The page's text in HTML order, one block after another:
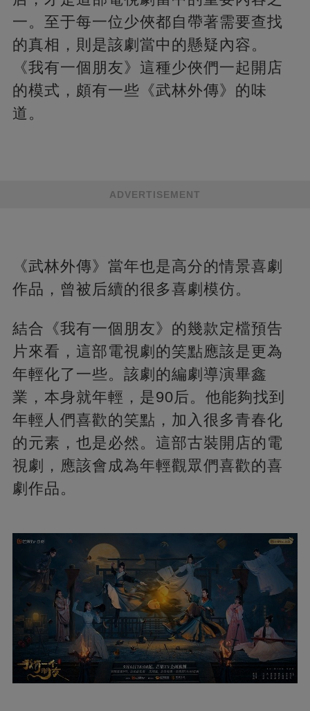
一。至于每一位少俠都自帶著需要查找
的真相，則是該劇當中的懸疑內容。
《我有一個朋友》這種少俠們一起開店
的模式，頗有一些《武林外傳》的味
道。
ADVERTISEMENT
《武林外傳》當年也是高分的情景喜劇
作品，曾被后續的很多喜劇模仿。
結合《我有一個朋友》的幾款定檔預告
片來看，這部電視劇的笑點應該是更為
年輕化了一些。該劇的編劇導演畢鑫
業，本身就年輕，是90后。他能夠找到
年輕人們喜歡的笑點，加入很多青春化
的元素，也是必然。這部古裝開店的電
視劇，應該會成為年輕觀眾們喜歡的喜
劇作品。